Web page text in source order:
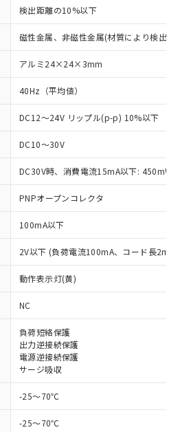
検出距離の10%以下
磁性金属、非磁性金属(材質により検出距
アルミ24×24×3mm
40Hz（平均値）
DC12～24V リップル(p-p) 10%以下
DC10～30V
DC30V時、消費電流15mA以下: 450mW
PNPオープンコレクタ
100mA以下
2V以下 (負荷電流100mA、コード長2m時
動作表示灯(黄)
NC
負荷短絡保護
出力逆接続保護
電源逆接続保護
サージ吸収
-25～70℃
-25～70℃
みいただき、同意のうえ
RoHS指令（10物質）の
製品が提供可能な商品で
指令（10物質）の非含
に切り替える予定のある
RoHS指令（10物質）の
商品で、対応品を出す予